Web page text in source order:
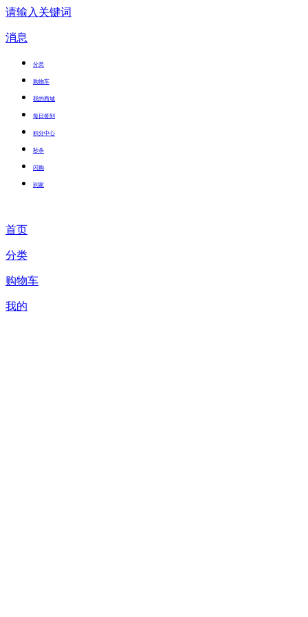
请输入关键词
消息
分类
购物车
我的商城
每日签到
积分中心
秒杀
闪购
到家
首页
分类
购物车
我的